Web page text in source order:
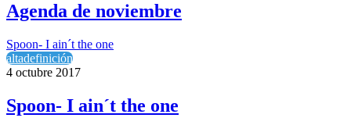
Agenda de noviembre
Spoon- I ain´t the one
altadefinición
4 octubre 2017
Spoon- I ain´t the one